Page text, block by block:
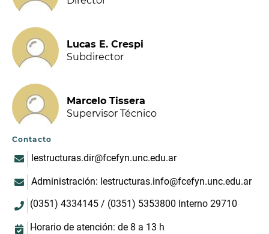
Lucas E. Crespi
Subdirector
Marcelo Tissera
Supervisor Técnico
Contacto
lestructuras.dir@fcefyn.unc.edu.ar
Administración: lestructuras.info@fcefyn.unc.edu.ar
(0351) 4334145 / (0351) 5353800 Interno 29710
Horario de atención: de 8 a 13 h